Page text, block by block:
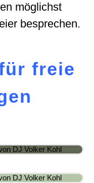
möglichst
besprechen.
freie